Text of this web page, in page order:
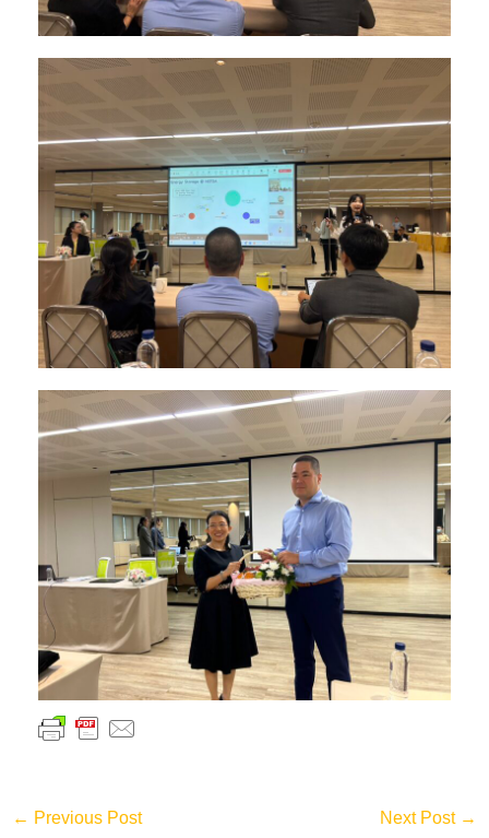
← Previous Post Next Post →